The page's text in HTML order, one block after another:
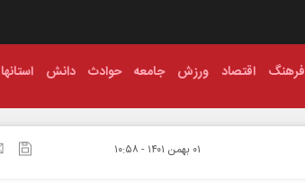
فرهنگ اقتصاد ورزش جامعه حوادث دانش استانها
۰۱ بهمن ۱۴۰۱ - ۱۰:۵۸